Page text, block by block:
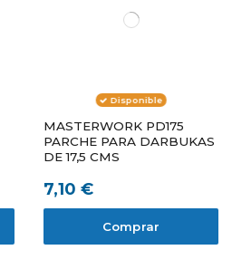
Disponible
MASTERWORK PD175
PARCHE PARA DARBUKAS
DE 17,5 CMS
7,10 €
Comprar